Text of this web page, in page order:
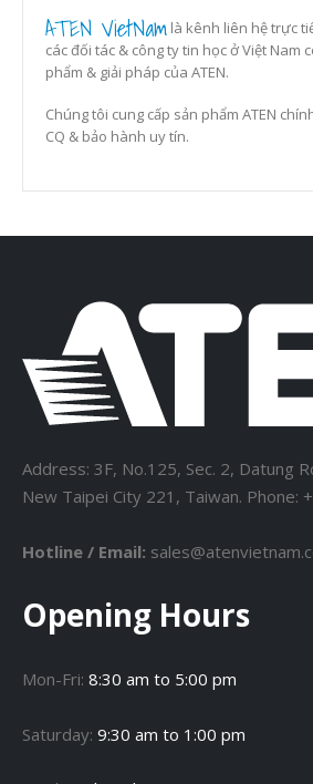
ATEN VietNam là kênh liên hệ trực
các đối tác & công ty tin học ở Việt Nam
phẩm & giải pháp của ATEN.
Chúng tôi cung cấp sản phẩm ATEN
CQ & bảo hành uy tín.
Address: 3F, No.125, Sec. 2, Datung
New Taipei City 221, Taiwan. Phone:
Hotline / Email:
Opening Hours
Mon-Fri: 8:30 am to 5:00 pm
Saturday: 9:30 am to 1:00 pm